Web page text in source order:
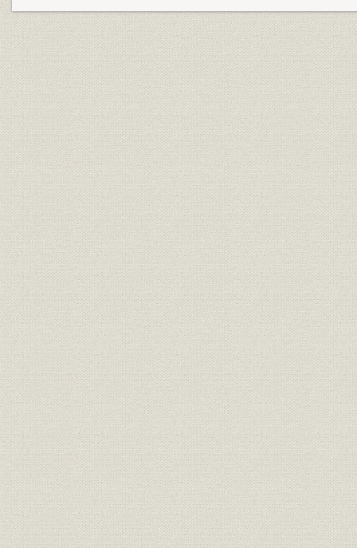
一般経済 財政 土地改良事業に対する財政支出の割合(昭20年度~昭
28年度)
一般経済 財政 農業災害補償制度における農作物・蚕・繭の政府保険
特別会計収支状況(昭22年度~昭27年度)
一般経済 財政 農業共済基金資金状況(昭27年9月末~昭28年12月末)
一般経済 財政 農業共済基金地域別貸付残高(昭28年6月・昭28年12
月)
一般経済 財政 農地の被害と災害復旧事業関係財政支出(昭25年~昭
28年)
一般経済 日本銀行 日本銀行主要勘定(昭24年6月末~昭28年12月末)
一般経済 日本銀行 日銀の国債・復金債の買上額(昭24年6月~昭25年
3月)
一般経済 普通銀行 ドッジ・ライン下普通銀行におけるオーバー・ロ
ーン傾向の進行(昭23年6月末~昭25年12月末)
一般経済 普通銀行 金融機関別預貯金残高(昭21年末~昭24年末)
一般経済 普通銀行 国債の所有者別残高(昭23年度末~昭26年度末)
一般経済 普通銀行 普通銀行におけるオーバー・ローンの進行(昭24
年6月末~昭28年12月末)
一般経済 普通銀行 銀行の「農林漁業資金」取扱状況(昭27年度)
一般経済 その他 朝鮮動乱後の各国卸売物価指数(昭24年~昭26年4
月)